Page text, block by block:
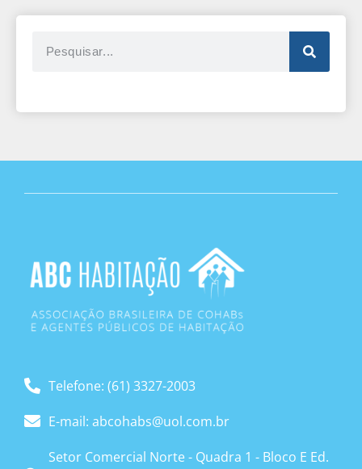
Telefone: (61) 3327-2003
E-mail: abcohabs@uol.com.br
Setor Comercial Norte - Quadra 1 - Bloco E Ed.